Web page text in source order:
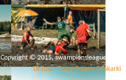
Copyright © 2015, swampionsleague.com
DrTusz - Tusze Tonery Drukarki